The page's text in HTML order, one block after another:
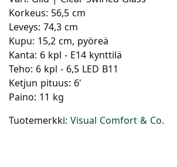
Korkeus: 56,5 cm
Leveys: 74,3 cm
Kupu: 15,2 cm, pyöreä
Kanta: 6 kpl - E14 kynttilä
Teho: 6 kpl - 6,5 LED B11
Ketjun pituus: 6'
Paino: 11 kg
Tuotemerkki: Visual Comfort & Co.